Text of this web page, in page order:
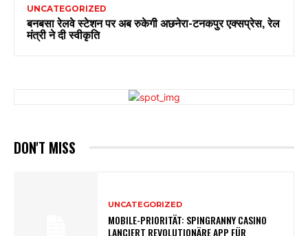
UNCATEGORIZED
बनबसा रेलवे स्टेशन पर अब रुकेगी अछनेरा-टनकपुर एक्सप्रेस, रेल
मंत्री ने दी स्वीकृति
DON'T MISS
UNCATEGORIZED
MOBILE-PRIORITÄT: SPINGRANNY CASINO
LANCIERT REVOLUTIONÄRE APP FÜR